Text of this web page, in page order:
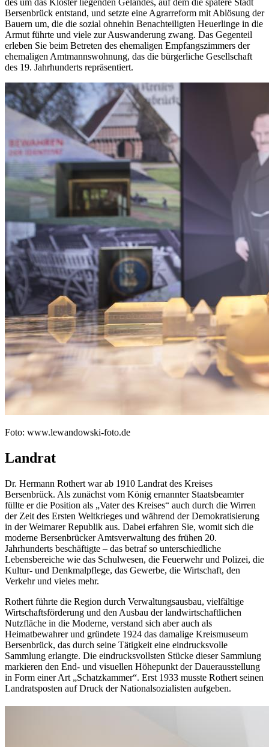
des um das Kloster liegenden Geländes, auf dem die spätere Stadt
Bersenbrück entstand, und setzte eine Agrarreform mit Ablösung der
Bauern um, die die sozial ohnehin Benachteiligten Heuerlinge in die
Armut führte und viele zur Auswanderung zwang. Das Gegenteil
erleben Sie beim Betreten des ehemaligen Empfangszimmers der
ehemaligen Amtmannswohnung, das die bürgerliche Gesellschaft
des 19. Jahrhunderts repräsentiert.
Foto: www.lewandowski-foto.de
Landrat
Dr. Hermann Rothert war ab 1910 Landrat des Kreises
Bersenbrück. Als zunächst vom König ernannter Staatsbeamter
füllte er die Position als „Vater des Kreises“ auch durch die Wirren
der Zeit des Ersten Weltkrieges und während der Demokratisierung
in der Weimarer Republik aus. Dabei erfahren Sie, womit sich die
moderne Bersenbrücker Amtsverwaltung des frühen 20.
Jahrhunderts beschäftigte – das betraf so unterschiedliche
Lebensbereiche wie das Schulwesen, die Feuerwehr und Polizei, die
Kultur- und Denkmalpflege, das Gewerbe, die Wirtschaft, den
Verkehr und vieles mehr.
Rothert führte die Region durch Verwaltungsausbau, vielfältige
Wirtschaftsförderung und den Ausbau der landwirtschaftlichen
Nutzfläche in die Moderne, verstand sich aber auch als
Heimatbewahrer und gründete 1924 das damalige Kreismuseum
Bersenbrück, das durch seine Tätigkeit eine eindrucksvolle
Sammlung erlangte. Die eindrucksvollsten Stücke dieser Sammlung
markieren den End- und visuellen Höhepunkt der Dauerausstellung
in Form einer Art „Schatzkammer“. Erst 1933 musste Rothert seinen
Landratsposten auf Druck der Nationalsozialisten aufgeben.